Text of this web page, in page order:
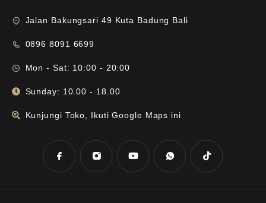
Jalan Bakungsari 49 Kuta Badung Bali
0896 8091 6699
Mon - Sat: 10:00 - 20:00
Sunday: 10.00 - 18.00
Kunjungi Toko, Ikuti Google Maps ini